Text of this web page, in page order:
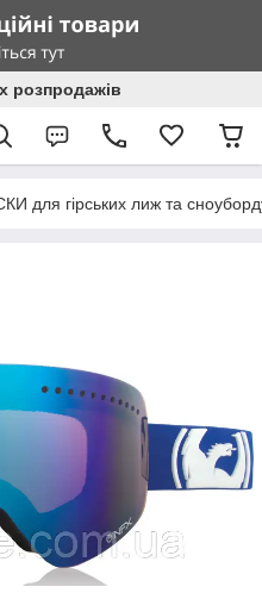
розпродажів
для гірських лиж та